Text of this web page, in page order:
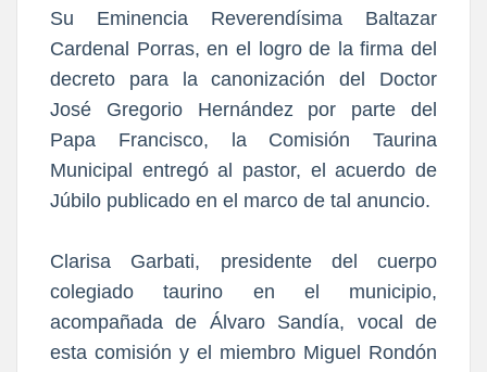
Su Eminencia Reverendísima Baltazar
Cardenal Porras, en el logro de la firma del
decreto para la canonización del Doctor
José Gregorio Hernández por parte del
Papa Francisco, la Comisión Taurina
Municipal entregó al pastor, el acuerdo de
Júbilo publicado en el marco de tal anuncio.
Clarisa Garbati, presidente del cuerpo
colegiado taurino en el municipio,
acompañada de Álvaro Sandía, vocal de
esta comisión y el miembro Miguel Rondón